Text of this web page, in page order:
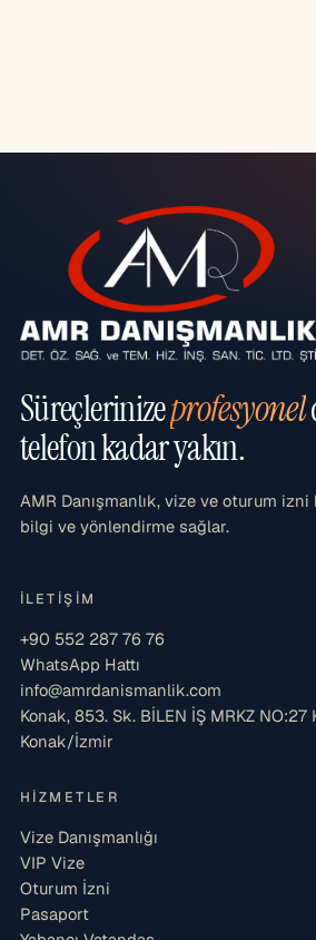
Süreçlerinizeprofesyonel
telefon kadar yakın.
AMR Danışmanlık, vize ve oturum
bilgi ve yönlendirme sağlar.
İLETIŞIM
+90 552 287 76 76
WhatsApp Hattı
info@amrdanismanlik.com
Konak, 853. Sk. BİLEN İŞ MRKZ NO:27
Konak/İzmir
HIZMETLER
Vize Danışmanlığı
VIP Vize
Oturum İzni
Pasaport